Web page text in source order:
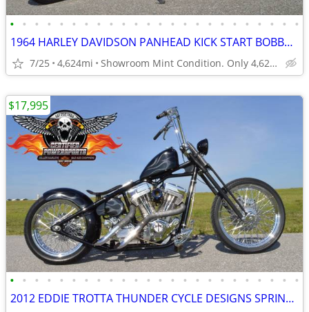
• • • • • • • • • • • • • • • • • • • • • • • •
1964 HARLEY DAVIDSON PANHEAD KICK START BOBBER MINT CONDITION
7/25 4,624mi Showroom Mint Condition. Only 4,624 Miles.
• • • • • • • • • • • • • • • • • • • • • • • •
2012 EDDIE TROTTA THUNDER CYCLE DESIGNS SPRINGER BOBBER CHOPPER
$17,995